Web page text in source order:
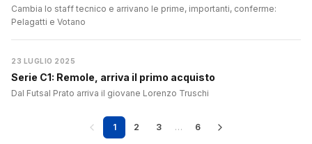
Cambia lo staff tecnico e arrivano le prime, importanti, conferme:
Pelagatti e Votano
23 LUGLIO 2025
Serie C1: Remole, arriva il primo acquisto
Dal Futsal Prato arriva il giovane Lorenzo Truschi
1 2 3 … 6